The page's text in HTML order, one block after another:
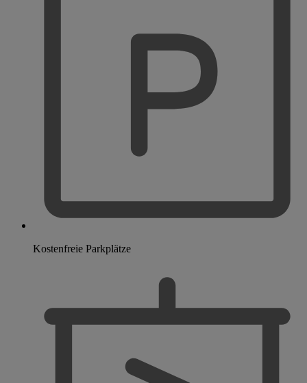
Kostenfreie Parkplätze